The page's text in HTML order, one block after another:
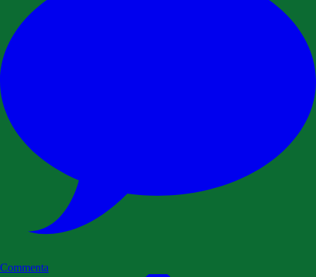
Commenta